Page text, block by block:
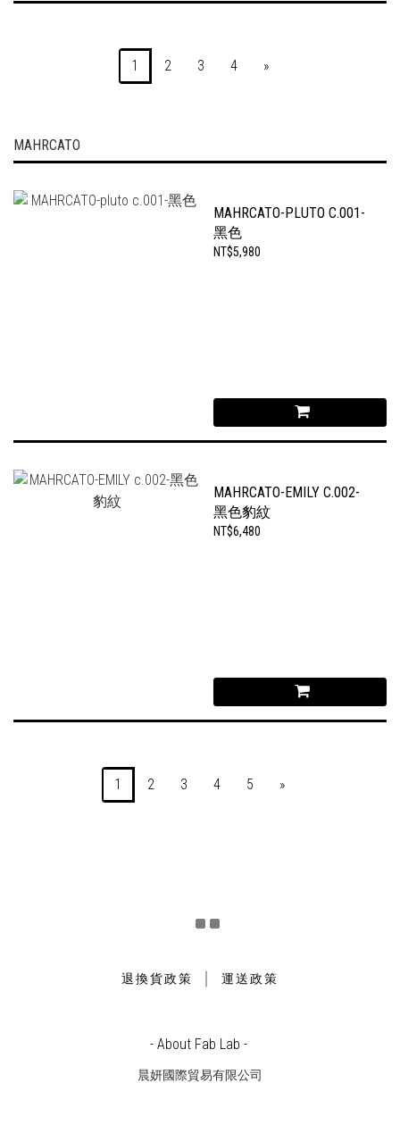
1 2 3 4 »
MAHRCATO
MAHRCATO-PLUTO C.001-
黑色
NT$5,980
MAHRCATO-EMILY C.002-
黑色豹紋
NT$6,480
1 2 3 4 5 »
退換貨政策 ｜ 運送政策
- About Fab Lab -
晨妍國際貿易有限公司